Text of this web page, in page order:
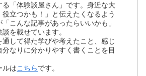
る「体験談屋さん」です。身近な大
立つかも！」と伝えたくなるよう
こんな記事があったらいいかも」
を載せています。
通して得た学びや考えたこと、感じ
分なりに分かりやすく書くことを目
ルはこちらです。